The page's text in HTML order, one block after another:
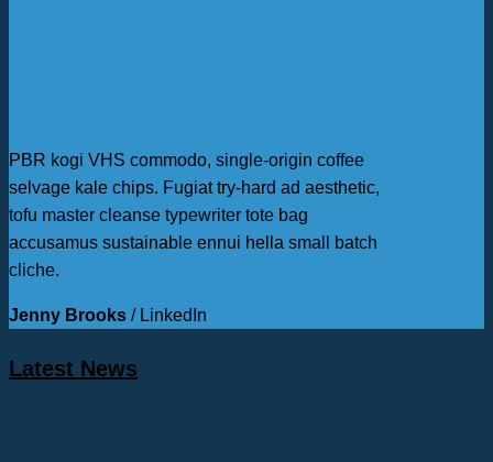
PBR kogi VHS commodo, single-origin coffee
selvage kale chips. Fugiat try-hard ad aesthetic,
tofu master cleanse typewriter tote bag
accusamus sustainable ennui hella small batch
cliche.
Jenny Brooks / LinkedIn
Latest News